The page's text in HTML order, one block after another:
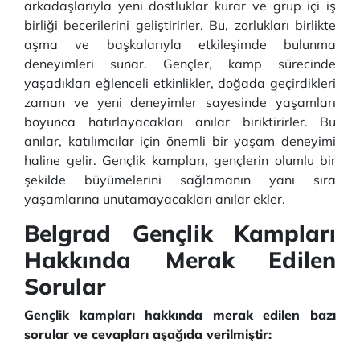
arkadaşlarıyla yeni dostluklar kurar ve grup içi iş
birliği becerilerini geliştirirler. Bu, zorlukları birlikte
aşma ve başkalarıyla etkileşimde bulunma
deneyimleri sunar. Gençler, kamp sürecinde
yaşadıkları eğlenceli etkinlikler, doğada geçirdikleri
zaman ve yeni deneyimler sayesinde yaşamları
boyunca hatırlayacakları anılar biriktirirler. Bu
anılar, katılımcılar için önemli bir yaşam deneyimi
haline gelir. Gençlik kampları, gençlerin olumlu bir
şekilde büyümelerini sağlamanın yanı sıra
yaşamlarına unutamayacakları anılar ekler.
Belgrad Gençlik Kampları
Hakkında Merak Edilen
Sorular
Gençlik kampları hakkında merak edilen bazı
sorular ve cevapları aşağıda verilmiştir: